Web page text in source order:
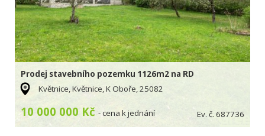
Prodej stavebního pozemku 1126m2 na RD
Květnice, Květnice, K Oboře, 25082
10 000 000 Kč - cena k jednání Ev. č. 687736